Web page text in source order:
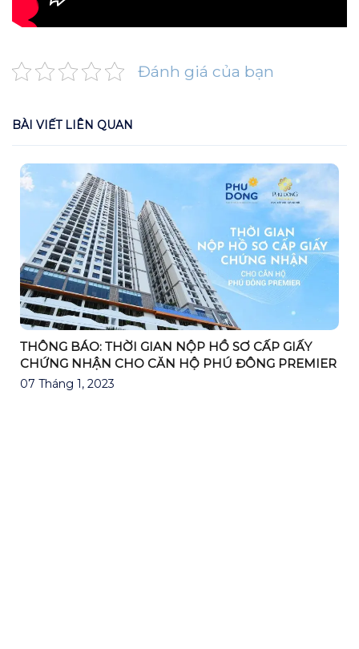
Đánh giá của bạn
BÀI VIẾT LIÊN QUAN
THÔNG BÁO: THỜI GIAN NỘP HỒ SƠ CẤP GIẤY
CHỨNG NHẬN CHO CĂN HỘ PHÚ ĐÔNG PREMIER
07 Tháng 1, 2023